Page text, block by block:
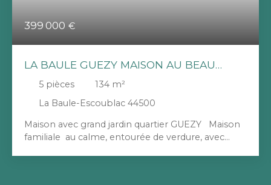
399 000 €
LA BAULE GUEZY MAISON AU BEAU
POTENTIEL
5 pièces 134 m²
La Baule-Escoublac 44500
Maison avec grand jardin quartier GUEZY Maison
familiale au calme, entourée de verdure, avec